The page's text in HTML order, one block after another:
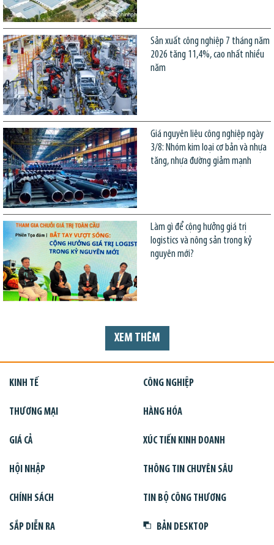
Sản xuất công nghiệp 7 tháng năm
2026 tăng 11,4%, cao nhất nhiều
năm
Giá nguyên liệu công nghiệp ngày
3/8: Nhóm kim loại cơ bản và nhựa
tăng, nhựa đường giảm mạnh
Làm gì để cộng hưởng giá trị
logistics và nông sản trong kỷ
nguyên mới?
XEM THÊM
KINH TẾ CÔNG NGHIỆP
THƯƠNG MẠI HÀNG HÓA
GIÁ CẢ XÚC TIẾN KINH DOANH
HỘI NHẬP THÔNG TIN CHUYÊN SÂU
CHÍNH SÁCH TIN BỘ CÔNG THƯƠNG
SẮP DIỄN RA BẢN DESKTOP